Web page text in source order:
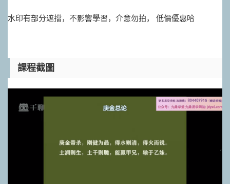
水印有部分遮擋，不影響學習，介意勿拍， 低價優惠哈
課程截圖